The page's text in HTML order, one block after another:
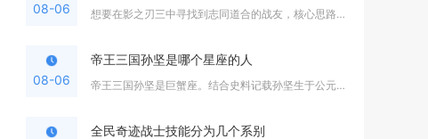
08-06 想要在影之刃三中寻找到志同道合的战友，核心思路是以活跃公会为...
08-06
帝王三国孙坚是哪个星座的人
帝王三国孙坚是巨蟹座。结合史料记载孙坚生于公元155年七月，...
全民奇迹战士技能分为几个系别